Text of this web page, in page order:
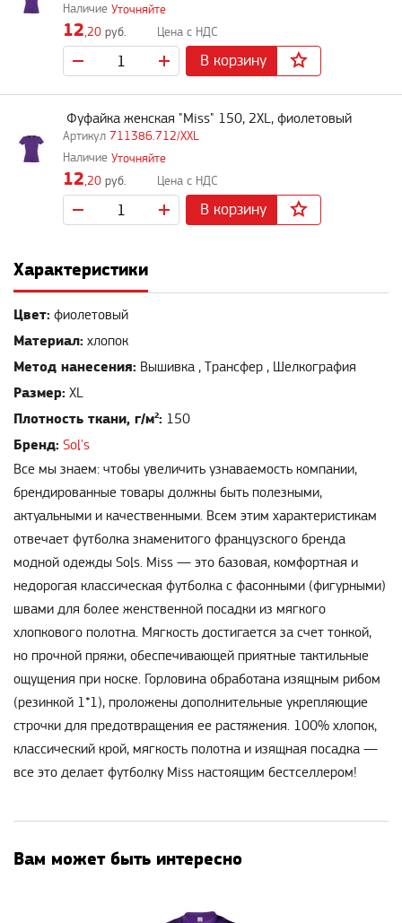
Уточняйте
12,20 руб.
В корзину
711386.712/XXL
Фуфайка женская "Miss" 150, 2XL, фиолетовый
Уточняйте
12,20 руб.
В корзину
Характеристики
Цвет: фиолетовый
Материал: хлопок
Метод нанесения: Вышивка , Трансфер , Шелкография
Размер: XL
Плотность ткани, г/м²: 150
Бренд: Sol's
Все мы знаем: чтобы увеличить узнаваемость компании,
брендированные товары должны быть полезными,
актуальными и качественными. Всем этим характеристикам
отвечает футболка знаменитого французского бренда
модной одежды Sols. Miss — это базовая, комфортная и
недорогая классическая футболка с фасонными (фигурными)
швами для более женственной посадки из мягкого
хлопкового полотна. Мягкость достигается за счет тонкой,
но прочной пряжи, обеспечивающей приятные тактильные
ощущения при носке. Горловина обработана изящным рибом
(резинкой 1*1), проложены дополнительные укрепляющие
строчки для предотвращения ее растяжения. 100% хлопок,
классический крой, мягкость полотна и изящная посадка —
все это делает футболку Miss настоящим бестселлером!
Вам может быть интересно